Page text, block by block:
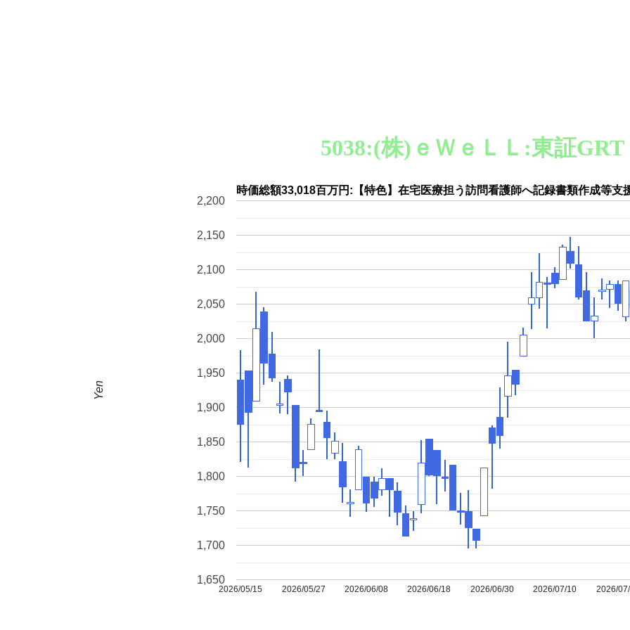
5038:(株)ｅＷｅＬＬ:東証GRT
時価総額33,018百万円:【特色】在宅医療担う訪問看護師へ記録書類作成等
2026/05/15 2026/05/27 2026/06/08 2026/06/18 2026/06/30 2026/07/10 2026/
1,650
1,700
1,750
1,800
1,850
1,900
1,950
2,000
2,050
2,100
2,150
2,200
Yen